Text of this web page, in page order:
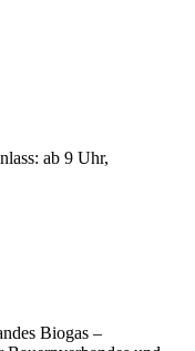
ab 9 Uhr,
Biogas –